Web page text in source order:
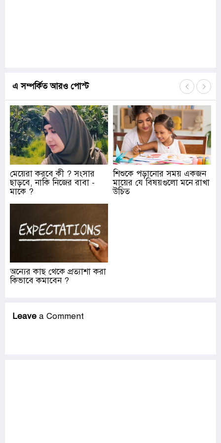
এ সম্পর্কিত আরও পোস্ট
মেয়েরা করবে কী ? সংসার
ছাড়বে, নাকি নিজের বাবা -
মাকে ?
শিশুকে পড়ানোর সময় একজন
মায়ের যে বিষয়গুলো মনে রাখা
উচিত
অন্যের কাছ থেকে প্রত্যাশা করা
কিভাবে কমাবেন ?
Leave a Comment